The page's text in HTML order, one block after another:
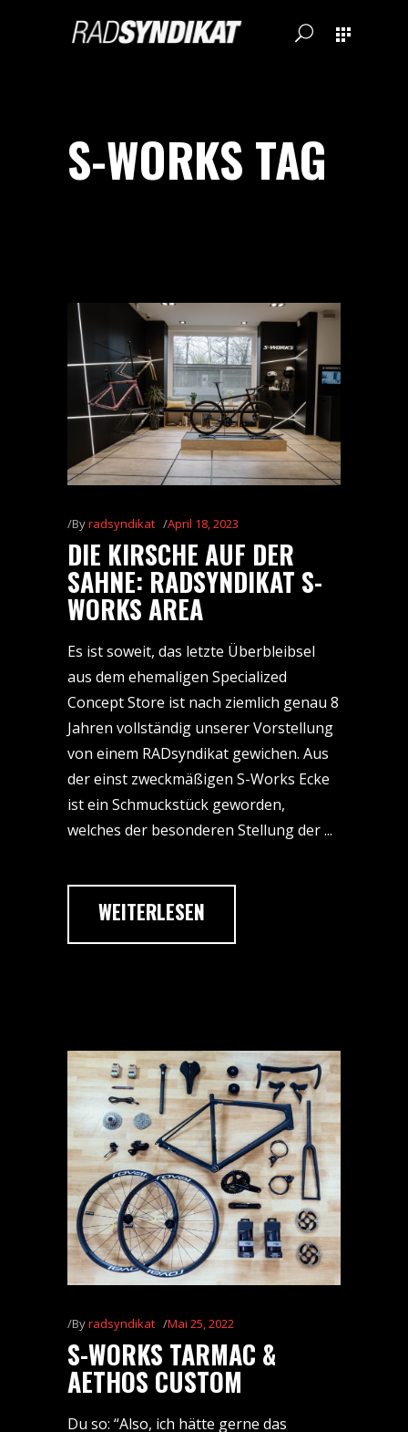
S-WORKS TAG
Byradsyndikat April 18, 2023
DIE KIRSCHE AUF DER
SAHNE: RADSYNDIKAT S-
WORKS AREA
Es ist soweit, das letzte Überbleibsel
aus dem ehemaligen Specialized
Concept Store ist nach ziemlich genau 8
Jahren vollständig unserer Vorstellung
von einem RADsyndikat gewichen. Aus
der einst zweckmäßigen S-Works Ecke
ist ein Schmuckstück geworden,
welches der besonderen Stellung der
WEITERLESEN
Byradsyndikat Mai 25, 2022
S-WORKS TARMAC &
AETHOS CUSTOM
Du so: “Also, ich hätte gerne das